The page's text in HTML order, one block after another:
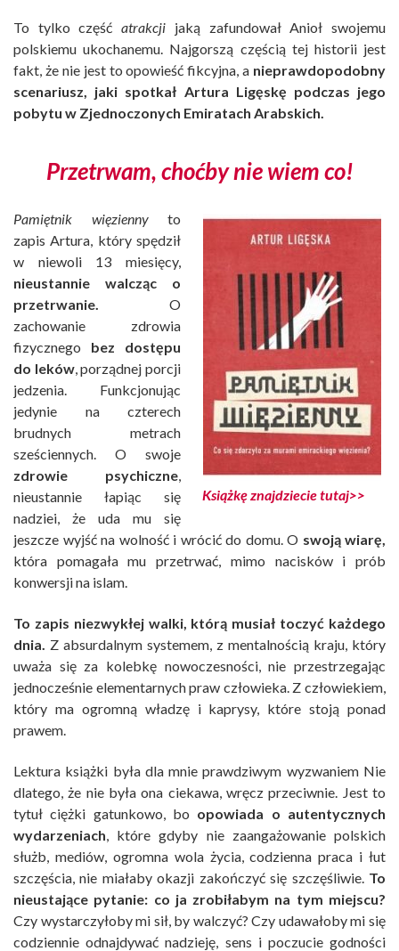
To tylko częśćatrakcji jaką zafundował Anioł swojemu
polskiemu ukochanemu. Najgorszą częścią tej historii jest
fakt, że nie jest to opowieść fikcyjna, a nieprawdopodobny
scenariusz, jaki spotkał Artura Ligęskę podczas jego
pobytu w Zjednoczonych Emiratach Arabskich.
Przetrwam, choćby nie wiem co!
Książkę znajdziecie tutaj>>
Pamiętnik więzienny to
zapis Artura, który spędził
w niewoli 13 miesięcy,
nieustannie walcząc o
przetrwanie. O
zachowanie zdrowia
fizycznego bez dostępu
do leków, porządnej porcji
jedzenia. Funkcjonując
jedynie na czterech
brudnych metrach
sześciennych. O swoje
zdrowie psychiczne,
nieustannie łapiąc się
nadziei, że uda mu się
jeszcze wyjść na wolność i wrócić do domu. O swoją wiarę,
która pomagała mu przetrwać, mimo nacisków i prób
konwersji na islam.
To zapis niezwykłej walki, którą musiał toczyć każdego
dnia. Z absurdalnym systemem, z mentalnością kraju, który
uważa się za kolebkę nowoczesności, nie przestrzegając
jednocześnie elementarnych praw człowieka. Z człowiekiem,
który ma ogromną władzę i kaprysy, które stoją ponad
prawem.
Lektura książki była dla mnie prawdziwym wyzwaniem Nie
dlatego, że nie była ona ciekawa, wręcz przeciwnie. Jest to
tytuł ciężki gatunkowo, bo opowiada o autentycznych
wydarzeniach, które gdyby nie zaangażowanie polskich
służb, mediów, ogromna wola życia, codzienna praca i łut
szczęścia, nie miałaby okazji zakończyć się szczęśliwie. To
nieustające pytanie: co ja zrobiłabym na tym miejscu?
Czy wystarczyłoby mi sił, by walczyć? Czy udawałoby mi się
codziennie odnajdywać nadzieję, sens i poczucie godności